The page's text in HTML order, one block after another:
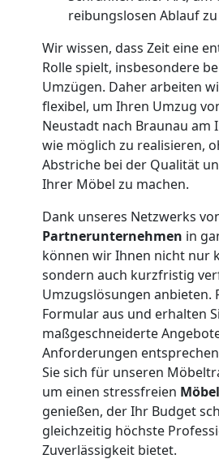
reibungslosen Ablauf
Wir wissen, dass Zeit eine
Rolle spielt, insbesondere
Umzügen. Daher arbeiten
flexibel, um Ihren Umzug
Neustadt nach Braunau am
wie möglich zu realisieren,
Abstriche bei der Qualität
Ihrer Möbel zu machen.
Dank unseres Netzwerks
Partnerunternehmen in
können wir Ihnen nicht nur
sondern auch kurzfristig
Umzugslösungen anbieten.
Formular aus und erhalten
maßgeschneiderte
Anforderungen
Sie sich für unseren
um einen stressfreien
genießen, der Ihr Budget
gleichzeitig höchste
Zuverlässigkeit bietet.
Neustadt
Kleiner
Umzug
Wiener
Neustadt
Küchenumzug
Wiener
Neustadt
Umzug
und